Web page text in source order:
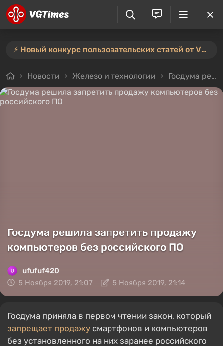
⚡️ Новый конкурс пользовательских статей от VGTimes — участвуйте тут ⚡️
Новости Железо и технологии Госдума решила запретить продажу компьютеров без российского ПО
Госдума решила запретить продажу
компьютеров без российского ПО
ufufuf420
5 Ноября 2019, 21:07
5 Ноября 2019, 21:14
Госдума приняла в первом чтении закон, который
запрещает продажу смартфонов и компьютеров
без установленного на них заранее российского